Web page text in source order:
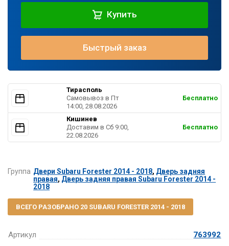
Артикул
763992
Купить
Быстрый заказ
Тирасполь
Самовывоз в Пт
14:00, 28.08.2026
Бесплатно
Кишинев
Доставим в Cб 9:00,
22.08.2026
Бесплатно
Группа Двери Subaru Forester 2014 - 2018, Дверь задняя
правая, Дверь задняя правая Subaru Forester 2014 -
2018
ВСЕГО РАЗОБРАНО 20 SUBARU FORESTER 2014 - 2018